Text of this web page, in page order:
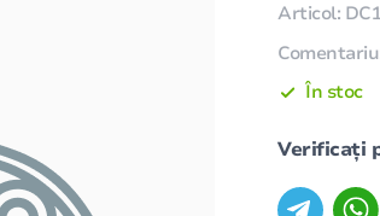
Articol:
În stoc
Verificați